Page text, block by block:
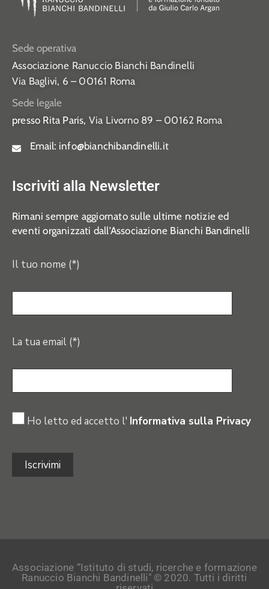
Sede operativa
Associazione Ranuccio Bianchi Bandinelli
Via Baglivi, 6 – 00161 Roma
Sede legale
presso Rita Paris, Via Livorno 89 – 00162 Roma
Email: info@bianchibandinelli.it
Iscriviti alla Newsletter
Rimani sempre aggiornato sulle ultime notizie ed
eventi organizzati dall’Associazione Bianchi Bandinelli
Il tuo nome (*)
La tua email (*)
Ho letto ed accetto l' Informativa sulla Privacy
Associazione “Istituto di studi, ricerche e formazione
Ranuccio Bianchi Bandinelli" © 2020. Tutti i diritti